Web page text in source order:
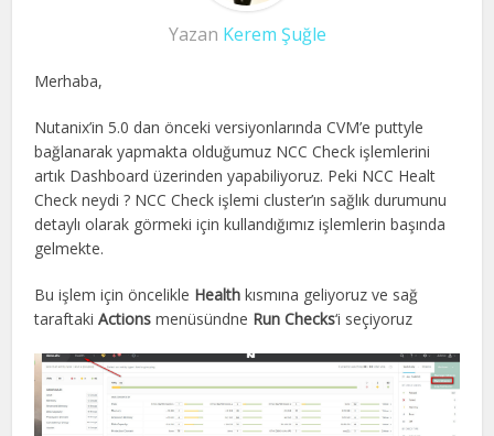
Yazan Kerem Şuğle
Merhaba,
Nutanix’in 5.0 dan önceki versiyonlarında CVM’e puttyle
bağlanarak yapmakta olduğumuz NCC Check işlemlerini
artık Dashboard üzerinden yapabiliyoruz. Peki NCC Healt
Check neydi ? NCC Check işlemi cluster’ın sağlık durumunu
detaylı olarak görmeki için kullandığımız işlemlerin başında
gelmekte.
Bu işlem için öncelikle Health kısmına geliyoruz ve sağ
taraftakiActions menüsündne Run Checks‘i seçiyoruz